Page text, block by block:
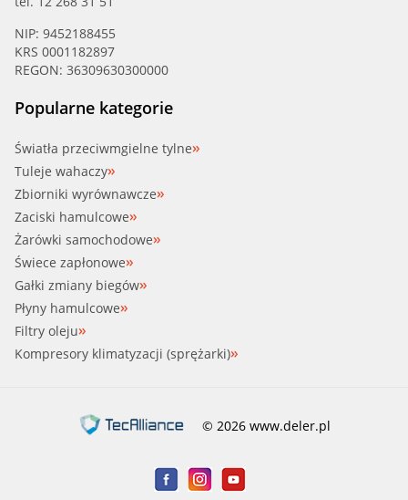
NIP: 9452188455
KRS 0001182897
REGON: 36309630300000
Popularne kategorie
Światła przeciwmgielne tylne
Tuleje wahaczy
Zbiorniki wyrównawcze
Zaciski hamulcowe
Żarówki samochodowe
Świece zapłonowe
Gałki zmiany biegów
Płyny hamulcowe
Filtry oleju
Kompresory klimatyzacji (sprężarki)
© 2026 www.deler.pl